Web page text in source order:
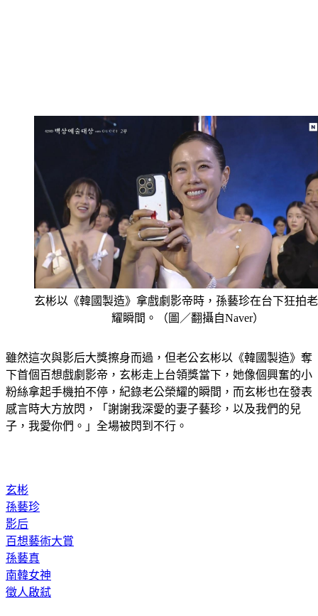
玄彬以《韓國製造》拿戲劇影帝時，孫藝珍在台下狂拍
耀瞬間。（圖／翻攝自Naver）
雖然這次與影后大獎擦身而過，但老公玄彬以《韓國製造》奪
下首個百想戲劇影帝，玄彬走上台領獎當下，她像個興奮的小
粉絲拿起手機拍不停，紀錄老公榮耀的瞬間，而玄彬也在發表
感言時大方放閃，「謝謝我深愛的妻子藝珍，以及我們的兒
子，我愛你們。」全場被閃到不行。
玄彬
孫藝珍
影后
百想藝術大賞
孫藝真
南韓女神
徵人啟弒